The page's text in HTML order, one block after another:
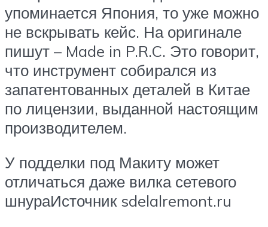
упоминается Япония, то уже можно
не вскрывать кейс. На оригинале
пишут – Made in P.R.C. Это говорит,
что инструмент собирался из
запатентованных деталей в Китае
по лицензии, выданной настоящим
производителем.
У подделки под Макиту может
отличаться даже вилка сетевого
шнураИсточник sdelalremont.ru